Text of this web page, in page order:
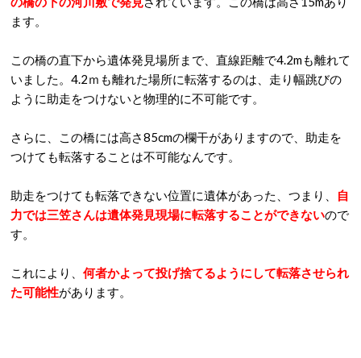
ます。
この橋の直下から遺体発見場所まで、直線距離で4.2mも離れて
いました。4.2ｍも離れた場所に転落するのは、走り幅跳びの
ように助走をつけないと物理的に不可能です。
さらに、この橋には高さ85cmの欄干がありますので、助走を
つけても転落することは不可能なんです。
助走をつけても転落できない位置に遺体があった、つまり、
自
力では三笠さんは遺体発見現場に転落することができないので
す。
これにより、 何者かよって投げ捨てるようにして転落させられ
た可能性があります。